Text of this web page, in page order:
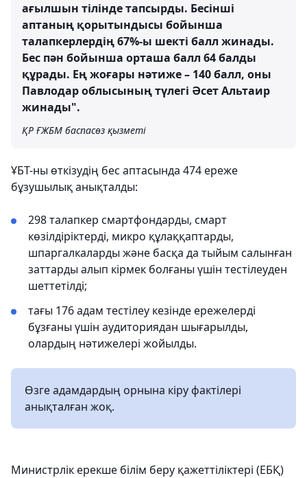
ағылшын тілінде тапсырды. Бесінші
аптаның қорытындысы бойынша
талапкерлердің 67%-ы шекті балл жинады.
Бес пән бойынша орташа балл 64 балды
құрады. Ең жоғары нәтиже – 140 балл, оны
Павлодар облысының түлегі Әсет Альтаир
жинады".
ҚР ҒЖБМ баспасөз қызметі
ҰБТ-ны өткізудің бес аптасында 474 ереже
бұзушылық анықталды:
298 талапкер смартфондарды, смарт
көзілдіріктерді, микро құлаққаптарды,
шпаргалкаларды және басқа да тыйым салынған
заттарды алып кірмек болғаны үшін тестілеуден
шеттетілді;
тағы 176 адам тестілеу кезінде ережелерді
бұзғаны үшін аудиториядан шығарылды,
олардың нәтижелері жойылды.
Өзге адамдардың орнына кіру фактілері
анықталған жоқ.
Министрлік ерекше білім беру қажеттіліктері (ЕБҚ)